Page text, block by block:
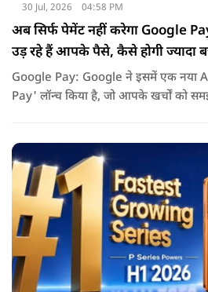
30 Jul, 2026 04:58 PM
अब सिर्फ पेमेंट नहीं करेगा Google
उड़ रहे हैं आपके पैसे, कैसे होगी ज्यादा
Google Pay: Google ने इसमें एक नया AI फीचर 'Ask Google
Pay' लॉन्च किया है, जो आपके खर्चों को